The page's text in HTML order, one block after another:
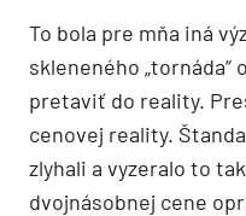
To bola pre mňa iná
skleneného
pretaviť do reality.
cenovej reality.
zlyhali a vyzeralo to
dvojnásobnej cene